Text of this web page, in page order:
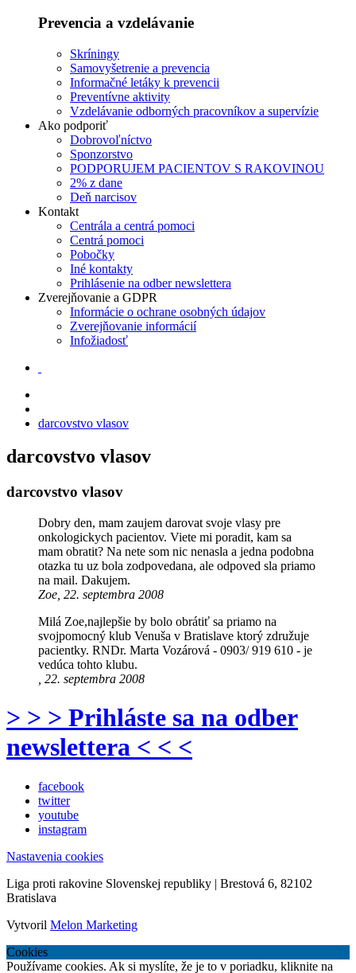
Prevencia a vzdelávanie
Skríningy
Samovyšetrenie a prevencia
Informačné letáky k prevencii
Preventívne aktivity
Vzdelávanie odborných pracovníkov a supervízie
Ako podporiť
Dobrovoľníctvo
Sponzorstvo
PODPORUJEM PACIENTOV S RAKOVINOU
2% z dane
Deň narcisov
Kontakt
Centrála a centrá pomoci
Centrá pomoci
Pobočky
Iné kontakty
Prihlásenie na odber newslettera
Zverejňovanie a GDPR
Informácie o ochrane osobných údajov
Zverejňovanie informácií
Infožiadosť
darcovstvo vlasov
darcovstvo vlasov
darcovstvo vlasov
Dobry den, mam zaujem darovat svoje vlasy pre
onkologickych pacientov. Viete mi poradit, kam sa
mam obratit? Na nete som nic nenasla a jedna podobna
otazka tu uz bola zodpovedana, ale odpoved sla priamo
na mail. Dakujem.
Zoe, 22. septembra 2008
Milá Zoe,najlepšie by bolo obrátiť sa priamo na
svojpomocný klub Venuša v Bratislave ktorý združuje
pacientky. RNDr. Marta Vozárová - 0903/ 919 610 - je
vedúca tohto klubu.
, 22. septembra 2008
> > > Prihláste sa na odber
newslettera < < <
facebook
twitter
youtube
instagram
Nastavenia cookies
Liga proti rakovine Slovenskej republiky | Brestová 6, 82102
Bratislava
Vytvoril Melon Marketing
Cookies
Používame cookies. Ak si myslíte, že je to v poriadku, kliknite na